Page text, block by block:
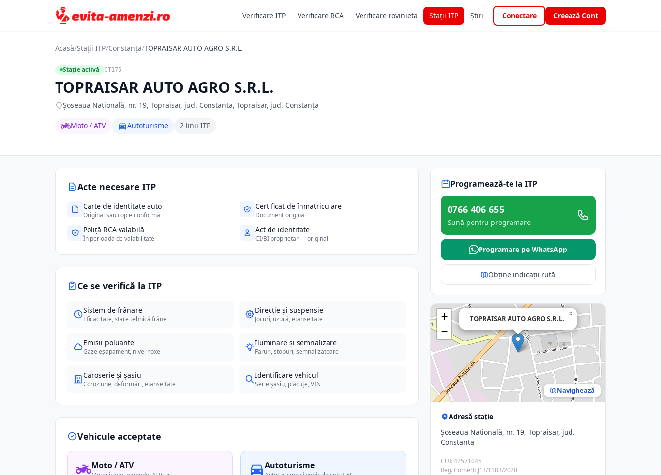
Verificare ITP Verificare RCA Verificare rovinieta Stații ITP Știri Conectare Creează Cont
Acasă/Stații ITP/Constanța/TOPRAISAR AUTO AGRO S.R.L.
Stație activă CT175
TOPRAISAR AUTO AGRO S.R.L.
Șoseaua Națională, nr. 19, Topraisar, jud. Constanta, Topraisar, jud. Constanța
Moto / ATV Autoturisme 2 linii ITP
Acte necesare ITP
Carte de identitate auto
Original sau copie conformă
Certificat de înmatriculare
Document original
Poliță RCA valabilă
În perioada de valabilitate
Act de identitate
CI/BI proprietar — original
Ce se verifică la ITP
Sistem de frânare
Eficacitate, stare tehnică frâne
Direcție și suspensie
Jocuri, uzură, etanșeitate
Emisii poluante
Gaze eșapament, nivel noxe
Iluminare și semnalizare
Faruri, stopuri, semnalizatoare
Caroserie și șasiu
Coroziune, deformări, etanșeitate
Identificare vehicul
Serie șasiu, plăcuțe, VIN
Vehicule acceptate
Moto / ATV Autoturisme
Programează-te la ITP
0766 406 655
Sună pentru programare
Programare pe WhatsApp
Obține indicații rută
TOPRAISAR AUTO AGRO S.R.L.
×
+
−
Navighează
Adresă stație
Șoseaua Națională, nr. 19, Topraisar, jud.
Constanta
CUI: 42571045
Reg. Comerț: J13/1183/2020